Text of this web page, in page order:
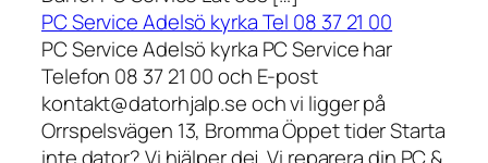
PC Service Adelsö kyrka Tel 08 37 21 00
PC Service Adelsö kyrka PC Service har
Telefon 08 37 21 00 och E-post
kontakt@datorhjalp.se och vi ligger på
Orrspelsvägen 13, Bromma Öppet tider Starta